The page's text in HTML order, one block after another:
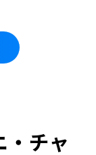
・チャ